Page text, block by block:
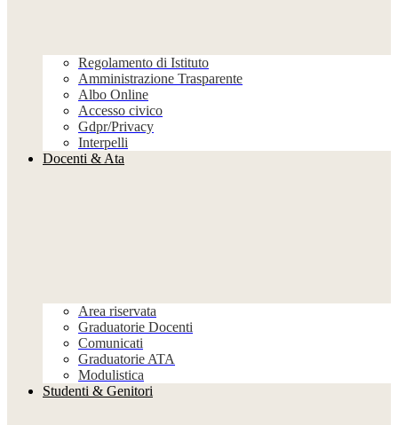
Regolamento di Istituto
Amministrazione Trasparente
Albo Online
Accesso civico
Gdpr/Privacy
Interpelli
Docenti & Ata
Area riservata
Graduatorie Docenti
Comunicati
Graduatorie ATA
Modulistica
Studenti & Genitori